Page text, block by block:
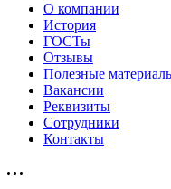
О компании
История
ГОСТы
Отзывы
Полезные
Вакансии
Реквизиты
Сотрудники
Контакты